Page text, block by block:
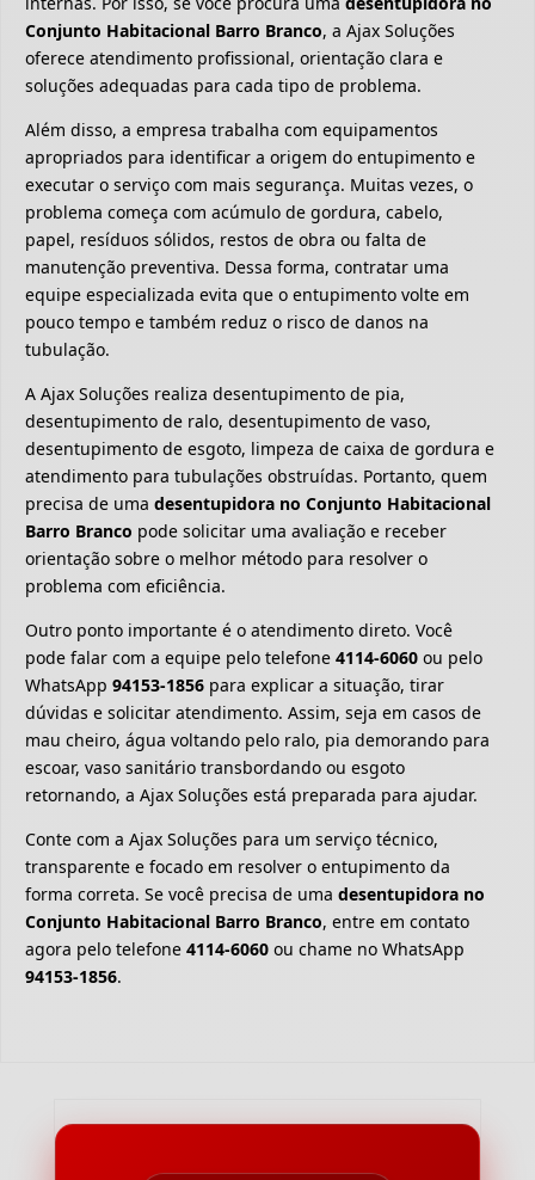
Conjunto Habitacional Barro Branco, a Ajax Soluções
oferece atendimento profissional, orientação clara e
soluções adequadas para cada tipo de problema.
Além disso, a empresa trabalha com equipamentos
apropriados para identificar a origem do entupimento e
executar o serviço com mais segurança. Muitas vezes, o
problema começa com acúmulo de gordura, cabelo,
papel, resíduos sólidos, restos de obra ou falta de
manutenção preventiva. Dessa forma, contratar uma
equipe especializada evita que o entupimento volte em
pouco tempo e também reduz o risco de danos na
tubulação.
A Ajax Soluções realiza desentupimento de pia,
desentupimento de ralo, desentupimento de vaso,
desentupimento de esgoto, limpeza de caixa de gordura e
atendimento para tubulações obstruídas. Portanto, quem
precisa de uma desentupidora no Conjunto Habitacional
Barro Branco pode solicitar uma avaliação e receber
orientação sobre o melhor método para resolver o
problema com eficiência.
Outro ponto importante é o atendimento direto. Você
pode falar com a equipe pelo telefone 4114-6060 ou pelo
WhatsApp 94153-1856 para explicar a situação, tirar
dúvidas e solicitar atendimento. Assim, seja em casos de
mau cheiro, água voltando pelo ralo, pia demorando para
escoar, vaso sanitário transbordando ou esgoto
retornando, a Ajax Soluções está preparada para ajudar.
Conte com a Ajax Soluções para um serviço técnico,
transparente e focado em resolver o entupimento da
forma correta. Se você precisa de uma desentupidora no
Conjunto Habitacional Barro Branco, entre em contato
agora pelo telefone 4114-6060 ou chame no WhatsApp
94153-1856.